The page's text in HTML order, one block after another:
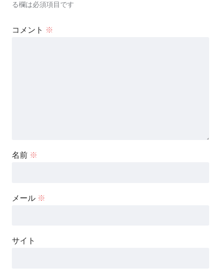
る欄は必須項目です
コメント ※
名前 ※
メール ※
サイト